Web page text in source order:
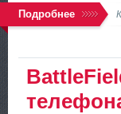
Подробнее